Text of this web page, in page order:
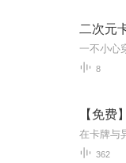
二次元
8
【免费
362